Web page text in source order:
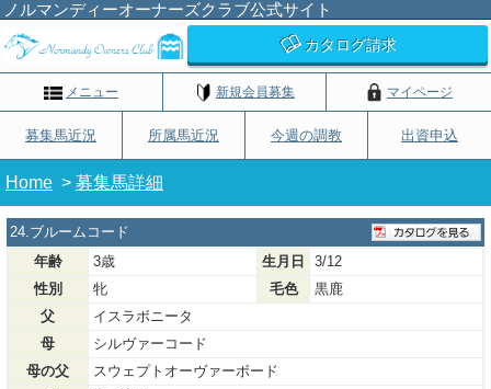
ノルマンディーオーナーズクラブ公式サイト
カタログ請求
メニュー 新規会員募集 マイページ
募集馬近況 所属馬近況 今週の調教 出資申込
Home > 募集馬詳細
24.ブルームコード
年齢
3歳 生月日
3/12
性別
牝 毛色
黒鹿
父
イスラボニータ
母
シルヴァーコード
母の父
スウェプトオーヴァーボード